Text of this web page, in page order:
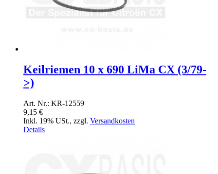
Keilriemen 10 x 690 LiMa CX (3/79-
>)
Art. Nr.: KR-12559
9,15 €
Inkl. 19% USt., zzgl. Versandkosten
Details